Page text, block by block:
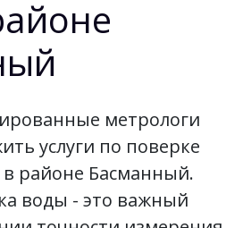
метрологи
услуги по поверке
районе Басманный.
воды - это важный